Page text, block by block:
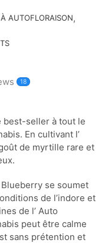
AUTOFLORAISON,
18
best-seller à tout le
En cultivant l’
de myrtille rare et
se soumet
de l’indore et
de l’ Auto
peut être calme
sans prétention et